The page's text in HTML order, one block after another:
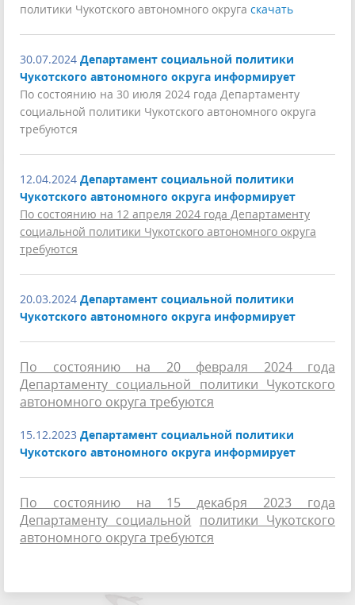
политики Чукотского автономного округа скачать
30.07.2024 Департамент социальной политики
Чукотского автономного округа информирует
По состоянию на 30 июля 2024 года Департаменту
социальной политики Чукотского автономного округа
требуются
12.04.2024 Департамент социальной политики
Чукотского автономного округа информирует
По состоянию на 12 апреля 2024 года Департаменту
социальной политики Чукотского автономного округа
требуются
20.03.2024 Департамент социальной политики
Чукотского автономного округа информирует
По состоянию на 20 февраля 2024 года
Департаменту социальной политики Чукотского
автономного округа требуются
15.12.2023 Департамент социальной политики
Чукотского автономного округа информирует
По состоянию на 15 декабря 2023 года
Департаменту социальной политики Чукотского
автономного округа требуются